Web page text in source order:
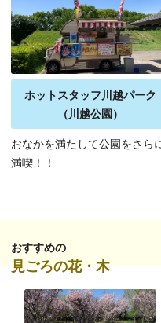
ホットスタッフ川越パーク
（川越公園）
おなかを満たして公園をさら
満喫！！
おすすめの
見ごろの花・木